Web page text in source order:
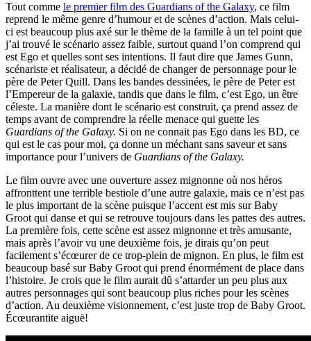
Tout comme le premier film des Guardians of the Galaxy, ce film
reprend le même genre d’humour et de scènes d’action. Mais celui-
ci est beaucoup plus axé sur le thème de la famille à un tel point que
j’ai trouvé le scénario assez faible, surtout quand l’on comprend qui
est Ego et quelles sont ses intentions. Il faut dire que James Gunn,
scénariste et réalisateur, a décidé de changer de personnage pour le
père de Peter Quill. Dans les bandes dessinées, le père de Peter est
l’Empereur de la galaxie, tandis que dans le film, c’est Ego, un être
céleste. La manière dont le scénario est construit, ça prend assez de
temps avant de comprendre la réelle menace qui guette les
Guardians of the Galaxy. Si on ne connait pas Ego dans les BD, ce
qui est le cas pour moi, ça donne un méchant sans saveur et sans
importance pour l’univers de Guardians of the Galaxy.
Le film ouvre avec une ouverture assez mignonne où nos héros
affronttent une terrible bestiole d’une autre galaxie, mais ce n’est pas
le plus important de la scène puisque l’accent est mis sur Baby
Groot qui danse et qui se retrouve toujours dans les pattes des autres.
La première fois, cette scène est assez mignonne et très amusante,
mais après l’avoir vu une deuxième fois, je dirais qu’on peut
facilement s’écœurer de ce trop-plein de mignon. En plus, le film est
beaucoup basé sur Baby Groot qui prend énormément de place dans
l’histoire. Je crois que le film aurait dû s’attarder un peu plus aux
autres personnages qui sont beaucoup plus riches pour les scènes
d’action. Au deuxième visionnement, c’est juste trop de Baby Groot.
Écœurantite aiguë!